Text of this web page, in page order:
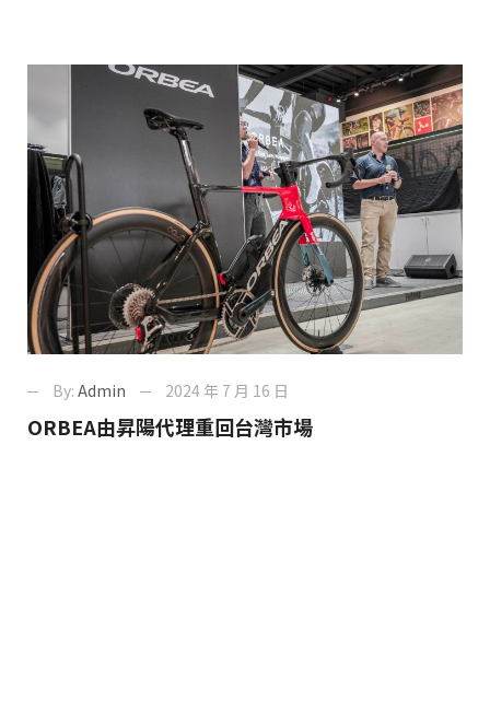
By: Admin 2024 年 7 月 16 日
ORBEA由昇陽代理重回台灣市場